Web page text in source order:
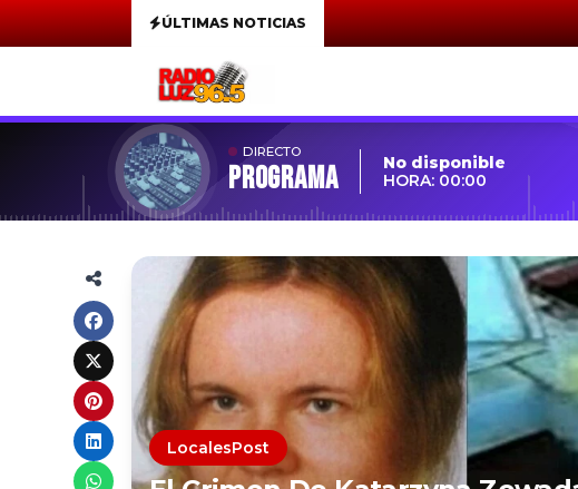
ÚLTIMAS NOTICIAS
DIRECTO
Programa
No disponible
HORA: 00:00
LocalesPost